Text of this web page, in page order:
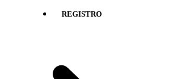
REGISTRO